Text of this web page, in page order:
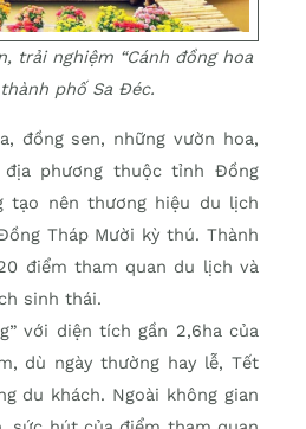
trải nghiệm “Cánh đồng hoa
phố Sa Đéc.
đồng sen, những vườn hoa,
phương thuộc tỉnh Đồng
tạo nên thương hiệu du lịch
Tháp Mười kỳ thú. Thành
điểm tham quan du lịch và
sinh thái.
với diện tích gần 2,6ha của
dù ngày thường hay lễ, Tết
du khách. Ngoài không gian